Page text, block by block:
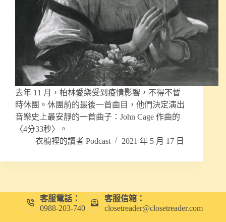
去年 11 月，柏林愛樂受到疫情影響，不得不暫
時休團。休團前的最後一首曲目，他們決定演出
音樂史上最安靜的一首曲子：John Cage 作曲的
〈4分33秒〉。
衣櫥裡的讀者 Podcast
2021 年 5 月 17 日
客服電話：
0988-203-740
客服信箱：
closetreader@closetreader.com